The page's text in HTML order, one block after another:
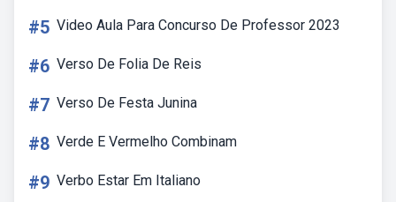
#5 Video Aula Para Concurso De Professor 2023
#6 Verso De Folia De Reis
#7 Verso De Festa Junina
#8 Verde E Vermelho Combinam
#9 Verbo Estar Em Italiano